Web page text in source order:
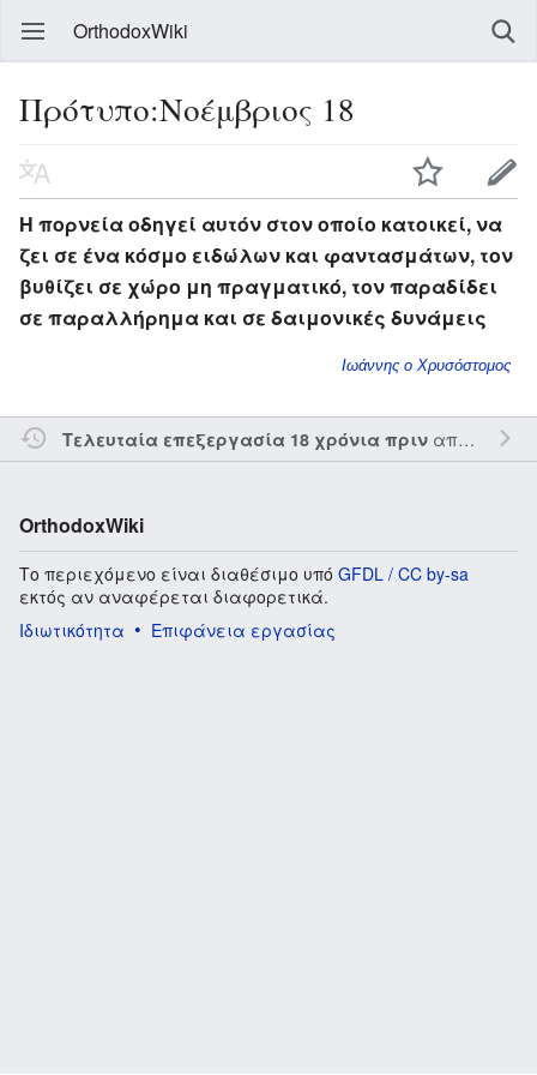
OrthodoxWiki
Πρότυπο:Νοέμβριος 18
Η πορνεία οδηγεί αυτόν στον οποίο κατοικεί, να
ζει σε ένα κόσμο ειδώλων και φαντασμάτων, τον
βυθίζει σε χώρο μη πραγματικό, τον παραδίδει
σε παραλλήρημα και σε δαιμονικές δυνάμεις
Ιωάννης ο Χρυσόστομος
Τελευταία επεξεργασία 18 χρόνια πριναπό τον την
OrthodoxWiki
Το περιεχόμενο είναι διαθέσιμο υπό GFDL / CC by-sa
εκτός αν αναφέρεται διαφορετικά.
Ιδιωτικότητα
Επιφάνεια εργασίας